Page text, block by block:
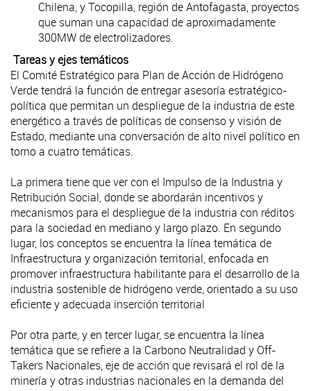
Chilena, y Tocopilla, región de Antofagasta, proyectos
que suman una capacidad de aproximadamente
300MW de electrolizadores.
Tareas y ejes temáticos
El Comité Estratégico para Plan de Acción de Hidrógeno
Verde tendrá la función de entregar asesoría estratégico-
política que permitan un despliegue de la industria de este
energético a través de políticas de consenso y visión de
Estado, mediante una conversación de alto nivel político en
torno a cuatro temáticas.
La primera tiene que ver con el Impulso de la Industria y
Retribución Social, donde se abordarán incentivos y
mecanismos para el despliegue de la industria con réditos
para la sociedad en mediano y largo plazo. En segundo
lugar, los conceptos se encuentra la línea temática de
Infraestructura y organización territorial, enfocada en
promover infraestructura habilitante para el desarrollo de la
industria sostenible de hidrógeno verde, orientado a su uso
eficiente y adecuada inserción territorial
Por otra parte, y en tercer lugar, se encuentra la línea
temática que se refiere a la Carbono Neutralidad y Off-
Takers Nacionales, eje de acción que revisará el rol de la
minería y otras industrias nacionales en la demanda del